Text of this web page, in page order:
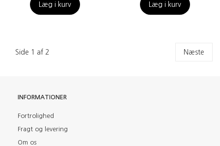
Læg i kurv Læg i kurv
Side 1 af 2 Næste
INFORMATIONER
Fortrolighed
Fragt og levering
Om os